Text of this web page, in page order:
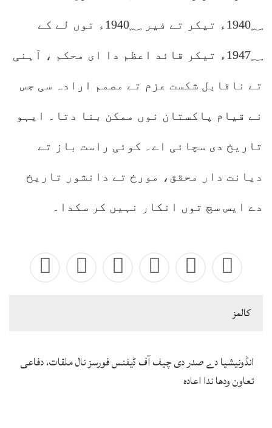
1940؁ء تیکر تے فیر 1940؁ء توں لے کے
1947؁ء تیکر قائد اعظم دا ای محکم ، آہنی
تے ناقابل شکست عزم تے مصمم ارادہ سی جس
نے قیام پاکستان نوں ممکن بنا دتا۔ ایہو
تاریخ دی سچائی اے۔ کوئی راست باز تے
دیانت دار محقق، مورخ تے دانشور تاریخ
دے ایس سچ توں انکار نہیں کر سکدا۔
كالمز
انڈونیشیا دے صدر دی چیف آف ڈیفنس فورسز نال ملقات، دفاعی
تعاون ودھا ندا اعادہ